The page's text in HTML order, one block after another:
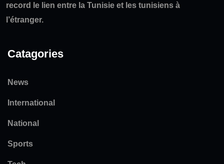
record le lien entre la Tunisie et les tunisiens à
l’étranger.
Catagories
News
International
National
Sports